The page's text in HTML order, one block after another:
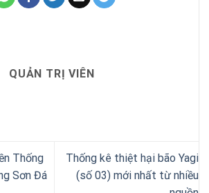
QUẢN TRỊ VIÊN
Thống
Sơn Đá
Thống kê thiệt hại bão Yagi
(số 03) mới nhất từ nhiều